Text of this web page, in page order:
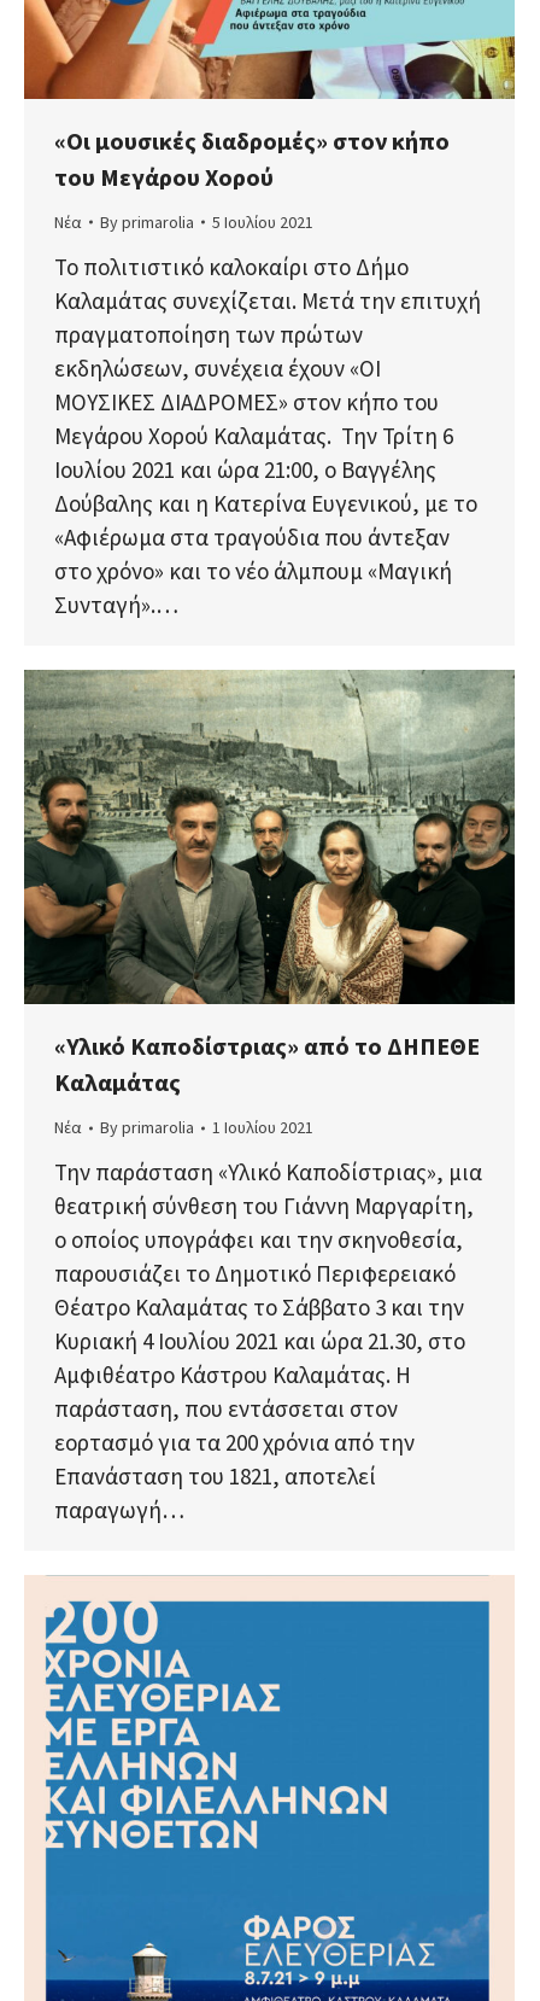
«Οι μουσικές διαδρομές» στον κήπο
του Μεγάρου Χορού
Νέα Byprimarolia 5 Ιουλίου 2021
Το πολιτιστικό καλοκαίρι στο Δήμο
Καλαμάτας συνεχίζεται. Μετά την επιτυχή
πραγματοποίηση των πρώτων
εκδηλώσεων, συνέχεια έχουν «ΟΙ
ΜΟΥΣΙΚΕΣ ΔΙΑΔΡΟΜΕΣ» στον κήπο του
Μεγάρου Χορού Καλαμάτας. Την Τρίτη 6
Ιουλίου 2021 και ώρα 21:00, ο Βαγγέλης
Δούβαλης και η Κατερίνα Ευγενικού, με το
«Αφιέρωμα στα τραγούδια που άντεξαν
στο χρόνο» και το νέο άλμπουμ «Μαγική
Συνταγή».…
«Υλικό Καποδίστριας» από το ΔΗΠΕΘΕ
Καλαμάτας
Νέα Byprimarolia 1 Ιουλίου 2021
Την παράσταση «Υλικό Καποδίστριας», μια
θεατρική σύνθεση του Γιάννη Μαργαρίτη,
ο οποίος υπογράφει και την σκηνοθεσία,
παρουσιάζει το Δημοτικό Περιφερειακό
Θέατρο Καλαμάτας το Σάββατο 3 και την
Κυριακή 4 Ιουλίου 2021 και ώρα 21.30, στο
Αμφιθέατρο Κάστρου Καλαμάτας. Η
παράσταση, που εντάσσεται στον
εορτασμό για τα 200 χρόνια από την
Επανάσταση του 1821, αποτελεί
παραγωγή…